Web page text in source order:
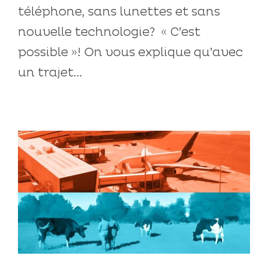
téléphone, sans lunettes et sans
nouvelle technologie? « C’est
possible »! On vous explique qu’avec
un trajet...